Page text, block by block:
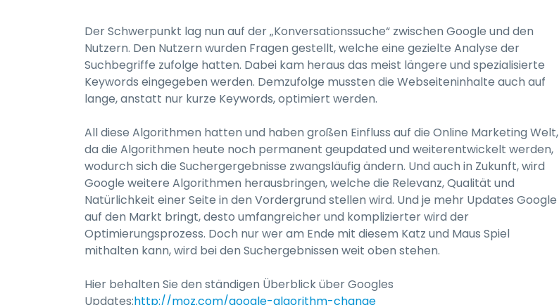
Der Schwerpunkt lag nun auf der „Konversationssuche“ zwischen Google und den
Nutzern. Den Nutzern wurden Fragen gestellt, welche eine gezielte Analyse der
Suchbegriffe zufolge hatten. Dabei kam heraus das meist längere und spezialisierte
Keywords eingegeben werden. Demzufolge mussten die Webseiteninhalte auch auf
lange, anstatt nur kurze Keywords, optimiert werden.
All diese Algorithmen hatten und haben großen Einfluss auf die Online Marketing Welt,
da die Algorithmen heute noch permanent geupdated und weiterentwickelt werden,
wodurch sich die Suchergergebnisse zwangsläufig ändern. Und auch in Zukunft, wird
Google weitere Algorithmen herausbringen, welche die Relevanz, Qualität und
Natürlichkeit einer Seite in den Vordergrund stellen wird. Und je mehr Updates Google
auf den Markt bringt, desto umfangreicher und komplizierter wird der
Optimierungsprozess. Doch nur wer am Ende mit diesem Katz und Maus Spiel
mithalten kann, wird bei den Suchergebnissen weit oben stehen.
Hier behalten Sie den ständigen Überblick über Googles
Updates:http://moz.com/google-algorithm-change